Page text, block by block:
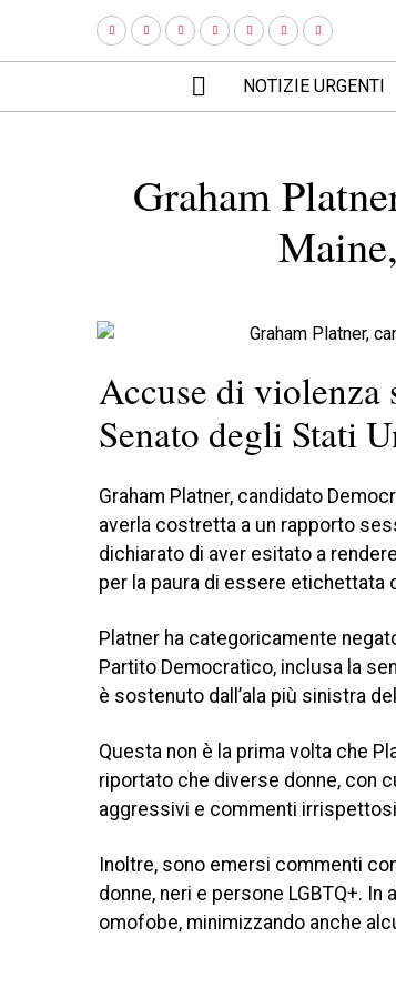
NOTIZIE URGENTI
Graham
Accuse di violenza
Senato degli Stati
Graham Platner, candidato
averla costretta a un rapporto
dichiarato di aver esitato a
per la paura di essere etichettata
Platner ha categoricamente
Partito Democratico, inclusa la
è sostenuto dall’ala più sinistra
Questa non è la prima volta che
riportato che diverse donne, con
aggressivi e commenti
Inoltre, sono emersi commenti
donne, neri e persone LGBTQ+.
omofobe, minimizzando anche